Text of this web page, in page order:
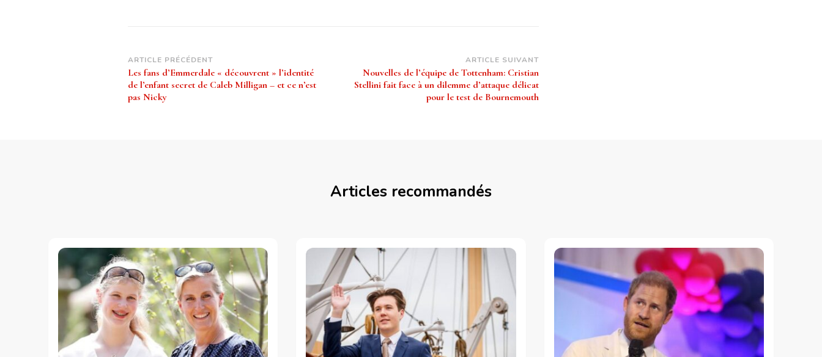
Navigation
d’article
ARTICLE PRÉCÉDENT
Les fans d’Emmerdale « découvrent » l’identité
de l’enfant secret de Caleb Milligan – et ce n’est
pas Nicky
ARTICLE SUIVANT
Nouvelles de l’équipe de Tottenham: Cristian
Stellini fait face à un dilemme d’attaque délicat
pour le test de Bournemouth
Articles recommandés